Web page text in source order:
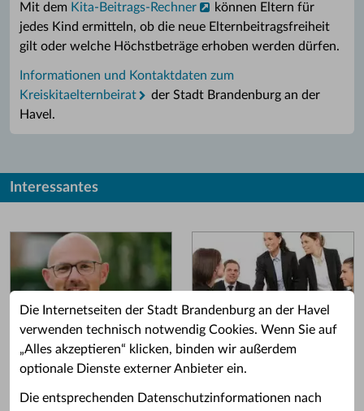
Die Internetseiten der Stadt Brandenburg an der Havel
verwenden technisch notwendig Cookies. Wenn Sie auf
„Alles akzeptieren“ klicken, binden wir außerdem
optionale Dienste externer Anbieter ein.
Die entsprechenden Datenschutzinformationen nach
Mit dem Kita-Beitrags-Rechner
können Eltern für
jedes Kind ermitteln, ob die neue Elternbeitragsfreiheit
gilt oder welche Höchstbeträge erhoben werden dürfen.
Informationen und Kontaktdaten zum
Kreiskitaelternbeirat
der Stadt Brandenburg an der
Havel.
Interessantes
Grußwort des OB